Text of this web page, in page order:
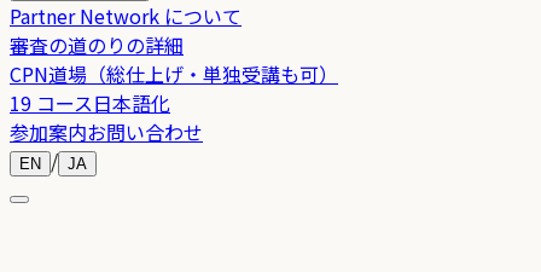
Partner Network について
審査の道のりの詳細
CPN道場（総仕上げ・単独受講も可）
19 コース日本語化
参加案内お問い合わせ
EN / JA